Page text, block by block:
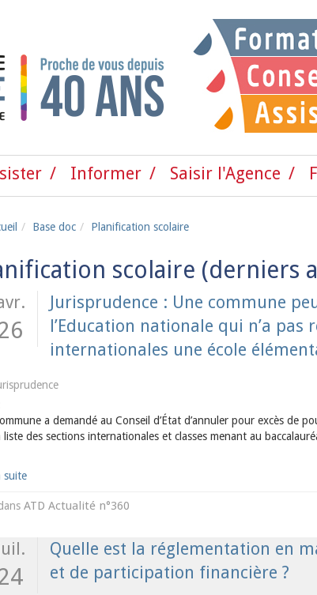
Informer Saisir l'Agence
Base doc Planification scolaire
scolaire
Jurisprudence : Une commune
l’Education nationale qui n’a
internationales une école
a demandé au Conseil d’État d’annuler pour excès de
liste des sections internationales et classes menant au
suite
ATD Actualité n°360
Quelle est la réglementation en
et de participation financière ?